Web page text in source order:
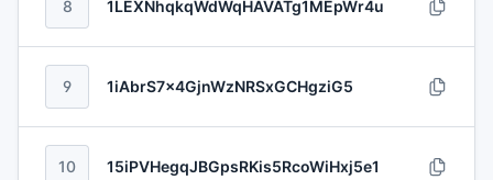
8 1LEXNhqkqWdWqHAVATg1MEpWr4u
9 1iAbrS7x4GjnWzNRSxGCHgziG5
10 15iPVHegqJBGpsRKis5RcoWiHxj5e1